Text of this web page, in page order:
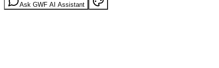
Ask GWF AI Assistant